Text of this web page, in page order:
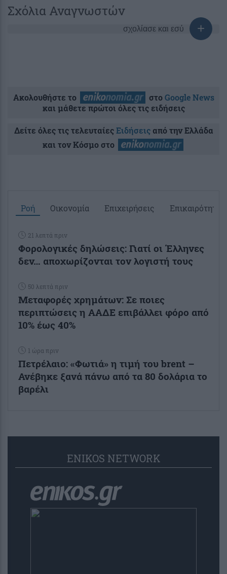
Σχόλια Αναγνωστών
σχολίασε και εσύ
Ακολουθήστε το στοGoogle News
και μάθετε πρώτοι όλες τις ειδήσεις
Δείτε όλες τις τελευταίεςΕιδήσειςαπό την Ελλάδα
και τον Κόσμο στο
Ροή Οικονομία Επιχειρήσεις Επικαιρότητα
21 λεπτά πριν
Φορολογικές δηλώσεις: Γιατί οι Έλληνες
δεν… αποχωρίζονται τον λογιστή τους
50 λεπτά πριν
Μεταφορές χρημάτων: Σε ποιες
περιπτώσεις η ΑΑΔΕ επιβάλλει φόρο από
10% έως 40%
1 ώρα πριν
Πετρέλαιο: «Φωτιά» η τιμή του brent –
Ανέβηκε ξανά πάνω από τα 80 δολάρια το
βαρέλι
ENIKOS NETWORK